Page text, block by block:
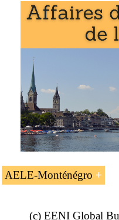
L’unité d’enseignement «
Monténégro-AELE»
l’EENI Global Business
Master en affaires
international
AELE-Monténégro
L’accord de
(c) EENI Global